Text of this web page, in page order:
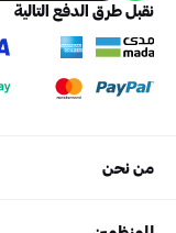
نقبل طرق الدفع التالية
من نحن